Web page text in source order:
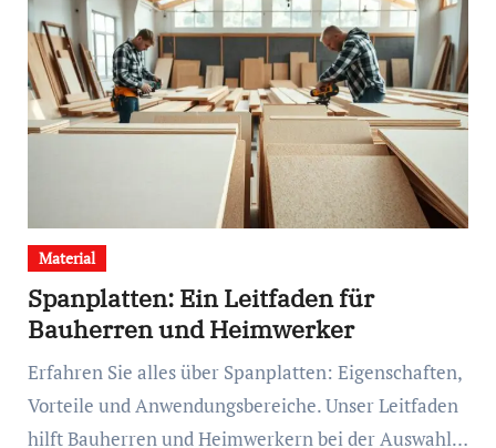
Material
Spanplatten: Ein Leitfaden für
Bauherren und Heimwerker
Erfahren Sie alles über Spanplatten: Eigenschaften,
Vorteile und Anwendungsbereiche. Unser Leitfaden
hilft Bauherren und Heimwerkern bei der Auswahl…